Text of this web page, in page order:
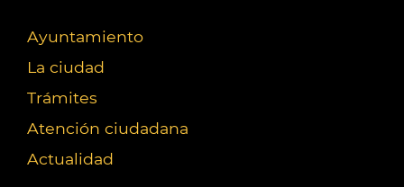
Ayuntamiento
La ciudad
Trámites
Atención ciudadana
Actualidad